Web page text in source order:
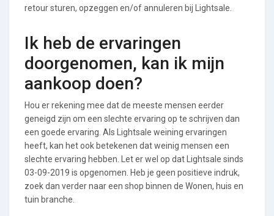
retour sturen, opzeggen en/of annuleren bij Lightsale.
Ik heb de ervaringen
doorgenomen, kan ik mijn
aankoop doen?
Hou er rekening mee dat de meeste mensen eerder
geneigd zijn om een slechte ervaring op te schrijven dan
een goede ervaring. Als Lightsale weining ervaringen
heeft, kan het ook betekenen dat weinig mensen een
slechte ervaring hebben. Let er wel op dat Lightsale sinds
03-09-2019 is opgenomen. Heb je geen positieve indruk,
zoek dan verder naar een shop binnen de Wonen, huis en
tuin branche.